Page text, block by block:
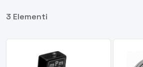
3 Elementi